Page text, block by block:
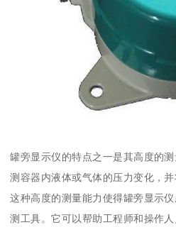
罐旁显示仪的特点之一是其高度的
测容器内液体或气体的压力变化，
这种高度的测量能力使得罐旁显示
测工具。它可以帮助工程师和操作